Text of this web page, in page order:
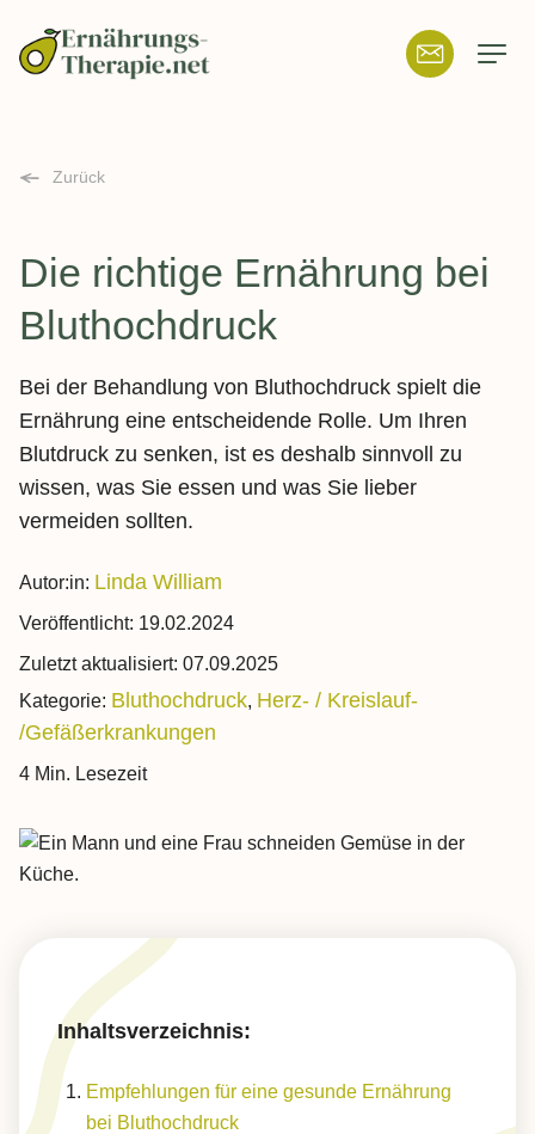
Zurück
Die richtige Ernährung bei
Bluthochdruck
Bei der Behandlung von Bluthochdruck spielt die
Ernährung eine entscheidende Rolle. Um Ihren
Blutdruck zu senken, ist es deshalb sinnvoll zu
wissen, was Sie essen und was Sie lieber
vermeiden sollten.
Autor:in: Linda William
Veröffentlicht: 19.02.2024
Zuletzt aktualisiert: 07.09.2025
Kategorie: Bluthochdruck, Herz- / Kreislauf-
/Gefäßerkrankungen
4 Min. Lesezeit
Inhaltsverzeichnis:
Empfehlungen für eine gesunde Ernährung
bei Bluthochdruck